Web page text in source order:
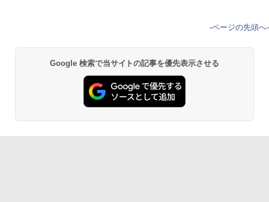
-ページの先頭へ-
Google 検索で当サイトの記事を優先表示させる